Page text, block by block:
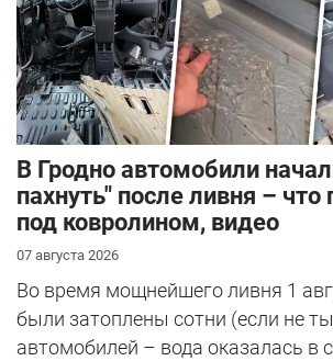
В Гродно автомобили
пахнуть" после ливня – что
под ковролином, видео
07 августа 2026
Во время мощнейшего ливня 1
были затоплены сотни (если не
автомобилей – вода оказалась в